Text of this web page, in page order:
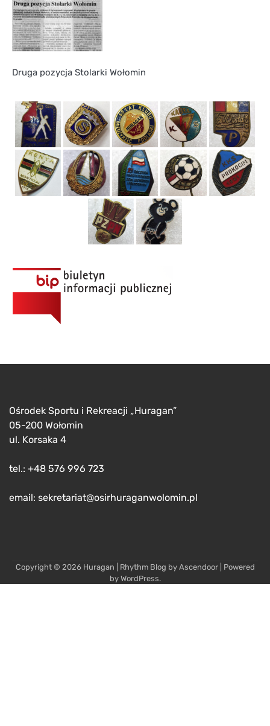
Druga pozycja Stolarki Wołomin
Ośrodek Sportu i Rekreacji „Huragan”
05-200 Wołomin
ul. Korsaka 4
tel.: +48 576 996 723
email: sekretariat@osirhuraganwolomin.pl
Copyright © 2026 Huragan | Rhythm Blog by Ascendoor| Powered
by WordPress.